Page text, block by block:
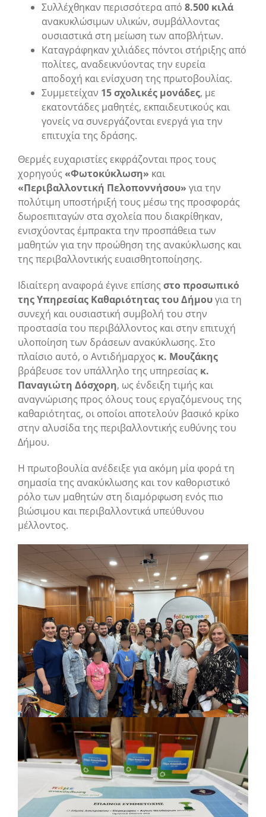
Συλλέχθηκαν περισσότερα από 8.500 κιλά
ανακυκλώσιμων υλικών, συμβάλλοντας
ουσιαστικά στη μείωση των αποβλήτων.
Καταγράφηκαν χιλιάδες πόντοι στήριξης από
πολίτες, αναδεικνύοντας την ευρεία
αποδοχή και ενίσχυση της πρωτοβουλίας.
Συμμετείχαν 15 σχολικές μονάδες, με
εκατοντάδες μαθητές, εκπαιδευτικούς και
γονείς να συνεργάζονται ενεργά για την
επιτυχία της δράσης.
Θερμές ευχαριστίες εκφράζονται προς τους
χορηγούς «Φωτοκύκλωση» και
«Περιβαλλοντική Πελοποννήσου» για την
πολύτιμη υποστήριξή τους μέσω της προσφοράς
δωροεπιταγών στα σχολεία που διακρίθηκαν,
ενισχύοντας έμπρακτα την προσπάθεια των
μαθητών για την προώθηση της ανακύκλωσης και
της περιβαλλοντικής ευαισθητοποίησης.
Ιδιαίτερη αναφορά έγινε επίσης στο προσωπικό
της Υπηρεσίας Καθαριότητας του Δήμουγια τη
συνεχή και ουσιαστική συμβολή του στην
προστασία του περιβάλλοντος και στην επιτυχή
υλοποίηση των δράσεων ανακύκλωσης. Στο
πλαίσιο αυτό, ο Αντιδήμαρχος κ. Μουζάκης
βράβευσε τον υπάλληλο της υπηρεσίας κ.
Παναγιώτη Δόσχορη, ως ένδειξη τιμής και
αναγνώρισης προς όλους τους εργαζόμενους της
καθαριότητας, οι οποίοι αποτελούν βασικό κρίκο
στην αλυσίδα της περιβαλλοντικής ευθύνης του
Δήμου.
Η πρωτοβουλία ανέδειξε για ακόμη μία φορά τη
σημασία της ανακύκλωσης και τον καθοριστικό
ρόλο των μαθητών στη διαμόρφωση ενός πιο
βιώσιμου και περιβαλλοντικά υπεύθυνου
μέλλοντος.